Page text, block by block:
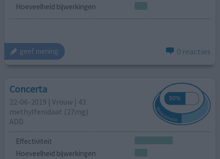
Hoeveelheid bijwerkingen
geef mening 0 reacties
Concerta
22-06-2019 | Vrouw | 43
methylfenidaat (27mg)
ADD
Effectiviteit
Hoeveelheid bijwerkingen